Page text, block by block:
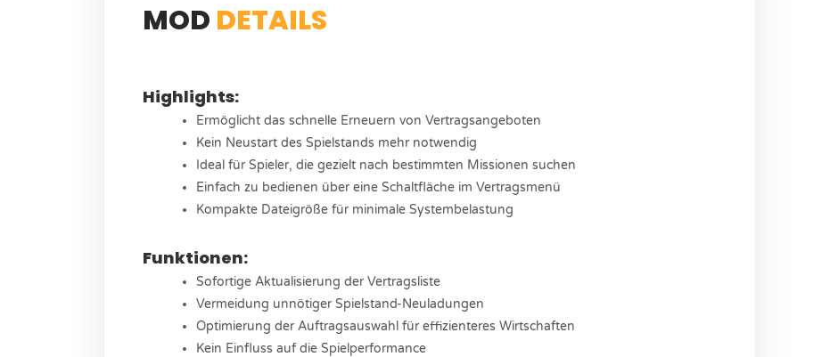
MOD DETAILS
Highlights:
Ermöglicht das schnelle Erneuern von Vertragsangeboten
Kein Neustart des Spielstands mehr notwendig
Ideal für Spieler, die gezielt nach bestimmten Missionen suchen
Einfach zu bedienen über eine Schaltfläche im Vertragsmenü
Kompakte Dateigröße für minimale Systembelastung
Funktionen:
Sofortige Aktualisierung der Vertragsliste
Vermeidung unnötiger Spielstand-Neuladungen
Optimierung der Auftragsauswahl für effizienteres Wirtschaften
Kein Einfluss auf die Spielperformance